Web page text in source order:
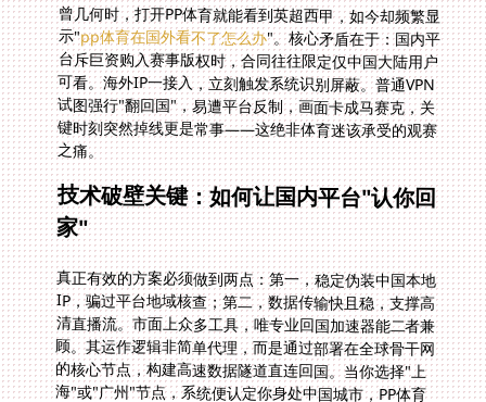
曾几何时，打开PP体育就能看到英超西甲，如今却频繁显
示"pp体育在国外看不了怎么办"。核心矛盾在于：国内平
台斥巨资购入赛事版权时，合同往往限定仅中国大陆用户
可看。海外IP一接入，立刻触发系统识别屏蔽。普通VPN
试图强行"翻回国"，易遭平台反制，画面卡成马赛克，关
键时刻突然掉线更是常事——这绝非体育迷该承受的观赛
之痛。
技术破壁关键：如何让国内平台"认你回
家"
真正有效的方案必须做到两点：第一，稳定伪装中国本地
IP，骗过平台地域核查；第二，数据传输快且稳，支撑高
清直播流。市面上众多工具，唯专业回国加速器能二者兼
顾。其运作逻辑非简单代理，而是通过部署在全球骨干网
的核心节点，构建高速数据隧道直连回国。当你选择"上
海"或"广州"节点，系统便认定你身处中国城市，PP体育